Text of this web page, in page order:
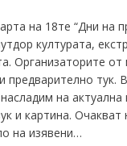
на 18те “Дни на
културата,
Организаторите
предварително
на актуална
и картина.
на изявени…